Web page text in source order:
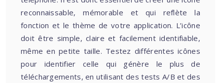
reconnaissable, mémorable et qui reflète la
fonction et le thème de votre application. L’icône
doit être simple, claire et facilement identifiable,
même en petite taille. Testez différentes icônes
pour identifier celle qui génère le plus de
téléchargements, en utilisant des tests A/B et des